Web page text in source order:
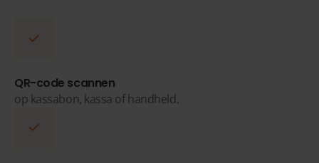
QR-code scannen
op kassabon, kassa of handheld.